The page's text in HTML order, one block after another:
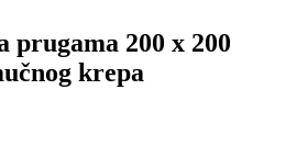
prugama 200 x 200
krepa